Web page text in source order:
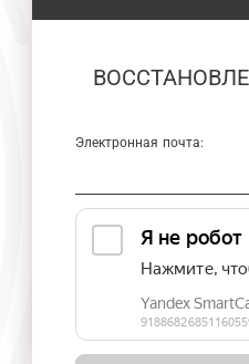
Электронная почта: